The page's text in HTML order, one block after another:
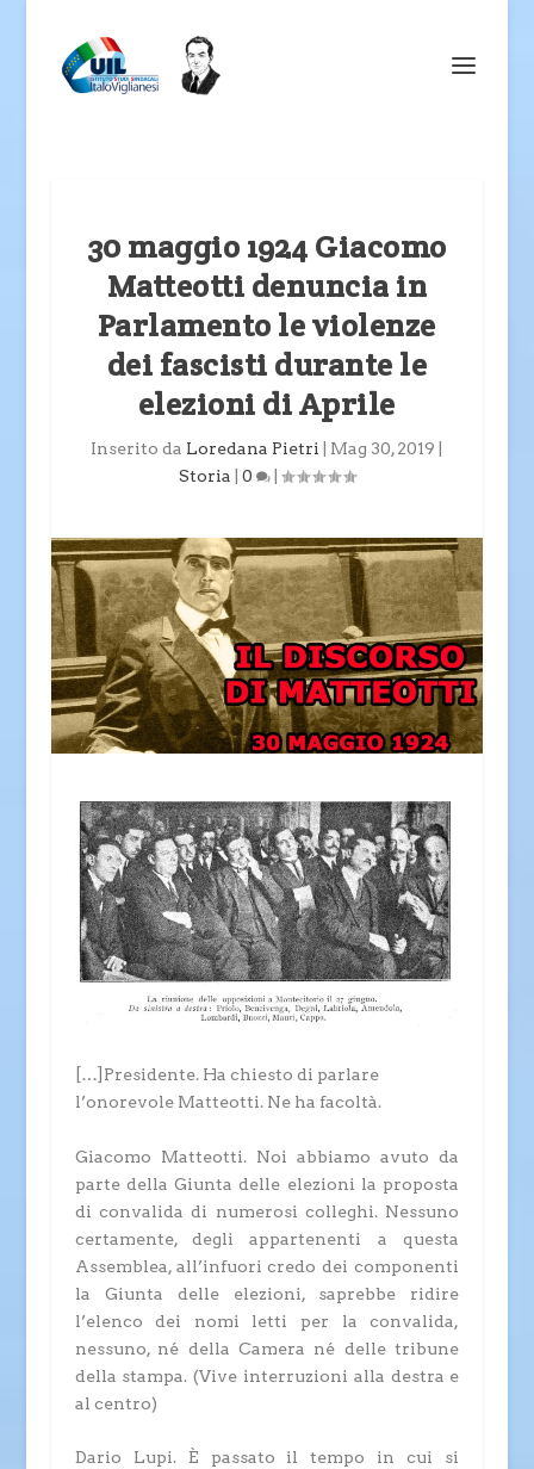
30 maggio 1924 Giacomo
Matteotti denuncia in
Parlamento le violenze
dei fascisti durante le
elezioni di Aprile
Inserito da Loredana Pietri Mag 30, 2019
Storia
0 |
[…] Presidente.Ha chiesto di parlare
l’onorevole Matteotti. Ne ha facoltà.
Giacomo Matteotti.Noi abbiamo avuto da
parte della Giunta delle elezioni la proposta
di convalida di numerosi colleghi. Nessuno
certamente, degli appartenenti a questa
Assemblea, all’infuori credo dei componenti
la Giunta delle elezioni, saprebbe ridire
l’elenco dei nomi letti per la convalida,
nessuno, né della Camera né delle tribune
della stampa.(Vive interruzioni alla destra e
al centro)
Dario Lupi.È passato il tempo in cui si